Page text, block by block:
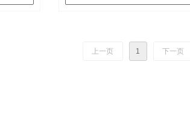
上一页 1 下一页